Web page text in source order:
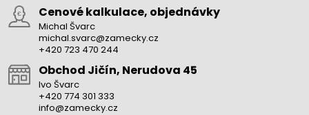
Cenové kalkulace, objednávky
Michal Švarc
michal.svarc@zamecky.cz
+420 723 470 244
Obchod Jičín, Nerudova 45
Ivo Švarc
+420 774 301 333
info@zamecky.cz